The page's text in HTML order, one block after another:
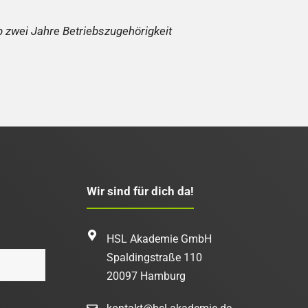
zwei Jahre Betriebszugehörigkeit
Wir sind für dich da!
HSL Akademie GmbH
Spaldingstraße 110
20097 Hamburg